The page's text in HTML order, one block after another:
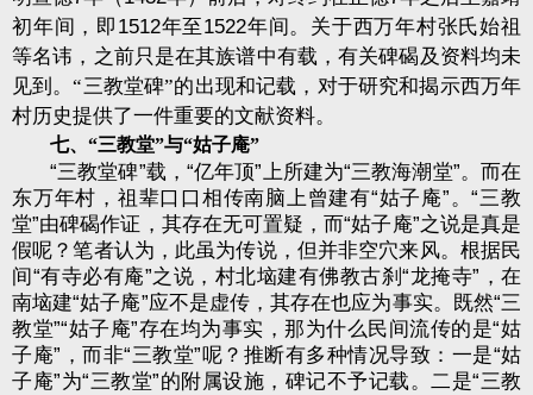
初年间，即 1512年至1522年间。关于西万年村张氏始祖
等名讳，之前只是在其族谱中有载，有关碑碣及资料均未
见到。“三教堂碑”的出现和记载，对于研究和揭示西万年
村历史提供了一件重要的文献资料。
七、“三教堂”与“姑子庵”
“三教堂碑”载，“亿年顶”上所建为“三教海潮堂”。而在
东万年村，祖辈口口相传南脑上曾建有“姑子庵”。“三教
堂”由碑碣作证，其存在无可置疑，而“姑子庵”之说是真是
假呢？笔者认为，此虽为传说，但并非空穴来风。根据民
间“有寺必有庵”之说，村北垴建有佛教古刹“龙掩寺”，在
南垴建“姑子庵”应不是虚传，其存在也应为事实。既然“三
教堂”“姑子庵”存在均为事实，那为什么民间流传的是“姑
子庵”，而非“三教堂”呢？推断有多种情况导致：一是“姑
子庵”为“三教堂”的附属设施，碑记不予记载。二是“三教